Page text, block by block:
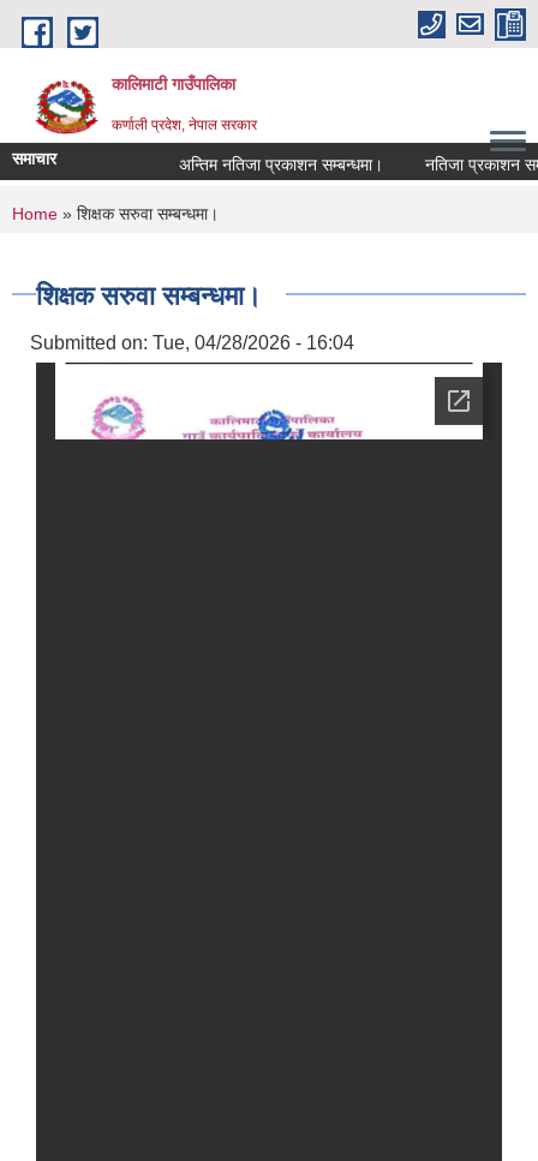
Skip to main content
कालिमाटी गाउँपालिका
कर्णाली प्रदेश, नेपाल सरकार
समाचार अन्तिम नतिजा प्रकाशन सम्बन्धमा। नतिजा प्रकाशन
You are here
Home » शिक्षक सरुवा सम्बन्धमा।
शिक्षक सरुवा सम्बन्धमा।
Submitted on: Tue, 04/28/2026 - 16:04